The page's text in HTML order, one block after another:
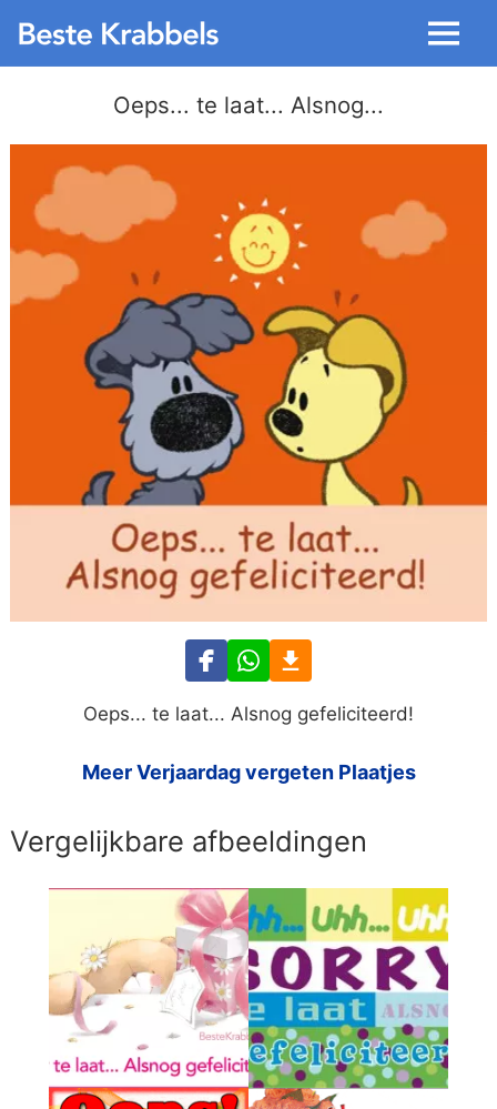
Menu
Oeps... te laat... Alsnog...
Oeps... te laat... Alsnog gefeliciteerd!
Meer Verjaardag vergeten Plaatjes
Vergelijkbare afbeeldingen